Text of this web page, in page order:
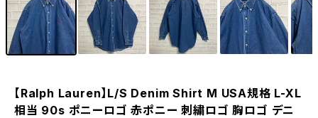
【Ralph Lauren】L/S Denim Shirt M USA規格 L-XL
相当 90s ポニーロゴ 赤ポニー 刺繍ロゴ 胸ロゴ デニ